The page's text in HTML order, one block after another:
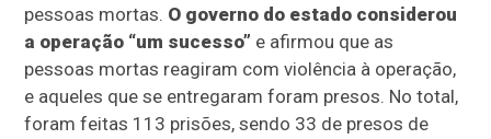
pessoas mortas. O governo do estado considerou
a operação “um sucesso” e afirmou que as
pessoas mortas reagiram com violência à operação,
e aqueles que se entregaram foram presos. No total,
foram feitas 113 prisões, sendo 33 de presos de